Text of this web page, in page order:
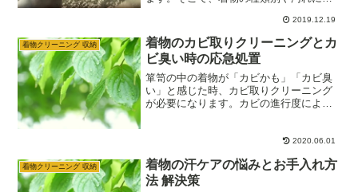
介します。着物の専門家や着物を着る頻
度が多い着物愛好家の生の意見なので参
考になることが多いです。
2019.12.19
着物クリーニング 収納
着物のカビ取りクリーニングとカ
ビ臭い時の応急処置
箪笥の中の着物が「カビかも」「カビ臭
い」と感じた時、カビ取りクリーニング
が必要になります。カビの進行度によっ
なってきます。カビの状態を把握して適
切な応急処置やカビ取りクリーニングを
行いましょう。
2020.06.01
着物クリーニング 収納
着物の汗ケアの悩みとお手入れ方
法 解決策